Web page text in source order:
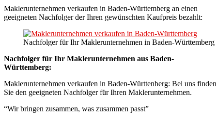
Maklerunternehmen verkaufen in Baden-Württemberg an einen
geeigneten Nachfolger der Ihren gewünschten Kaufpreis bezahlt:
Nachfolger für Ihr Maklerunternehmen in Baden-Württemberg
Nachfolger für Ihr Maklerunternehmen aus Baden-
Württemberg:
Maklerunternehmen verkaufen in Baden-Württenberg: Bei uns finden
Sie den geeigneten Nachfolger für Ihren Maklerunternehmen.
“Wir bringen zusammen, was zusammen passt”